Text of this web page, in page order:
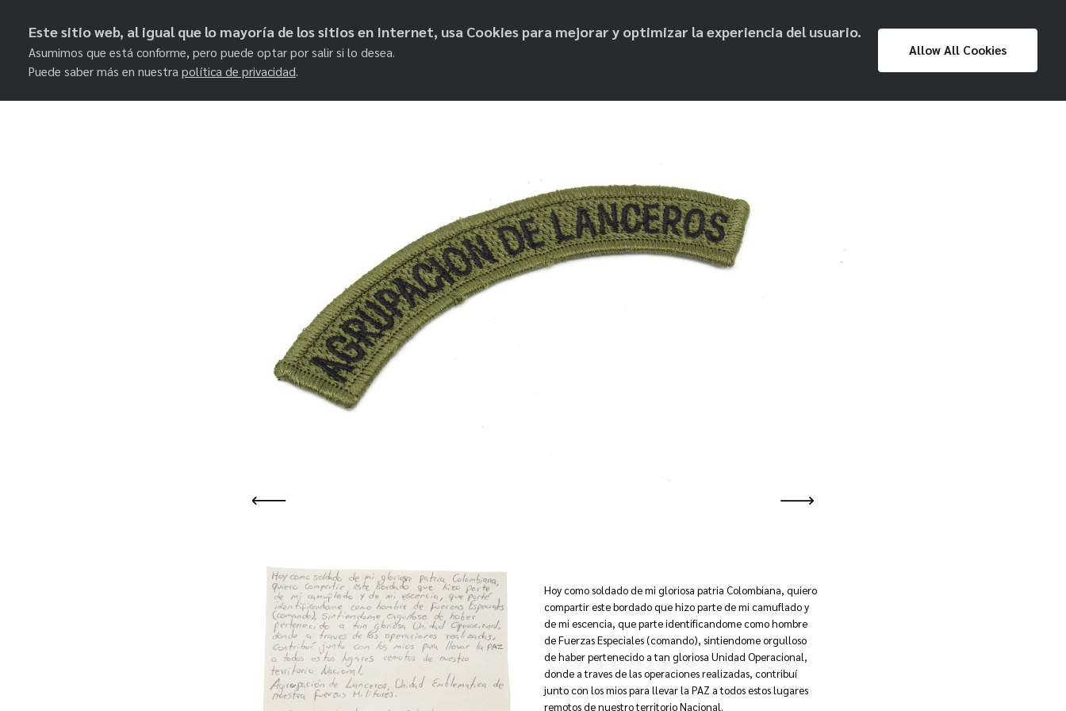
objetos de paz Proyecto Prensa
Exposiciones
Museo Nacional
Hoy como soldado de mi gloriosa patria Colombiana, quiero
compartir este bordado que hizo parte de mi camuflado y
de mi escencia, que parte identificandome como hombre
de Fuerzas Especiales (comando), sintiendome orgulloso
de haber pertenecido a tan gloriosa Unidad Operacional,
donde a traves de las operaciones realizadas, contribuí
junto con los mios para llevar la PAZ a todos estos lugares
remotos de nuestro territorio Nacional.
Este sitio web, al igual que lo mayoría de los sitios en Internet, usa Cookies para mejorar y optimizar la experiencia del usuario.
Asumimos que está conforme, pero puede optar por salir si lo desea.
Puede saber más en nuestra política de privacidad.
Allow All Cookies